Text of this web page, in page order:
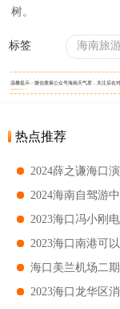
树。
标签 海南旅
温馨提示：微信搜索公众号海南天气君，关注后在
热点推荐